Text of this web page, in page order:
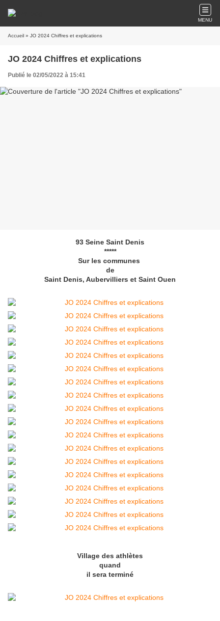
MENU
Accueil » JO 2024 Chiffres et explications
JO 2024 Chiffres et explications
Publié le 02/05/2022 à 15:41
93 Seine Saint Denis
*****
Sur les communes
de
Saint Denis, Aubervilliers et Saint Ouen
Village des athlètes
quand
il sera terminé